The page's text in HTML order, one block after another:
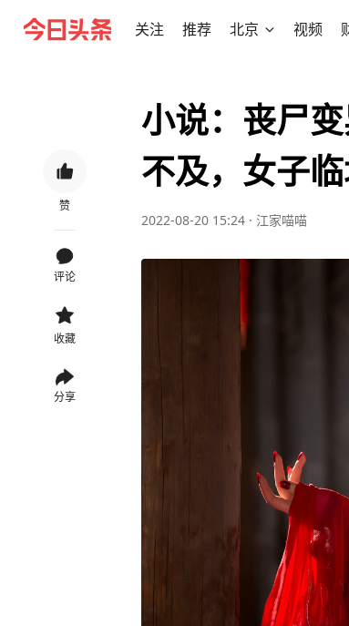
关注 推荐 北京 视频
赞
评论
收藏
分享
小说：丧尸
不及，女子
2022-08-20 15:24 · 江家喵喵